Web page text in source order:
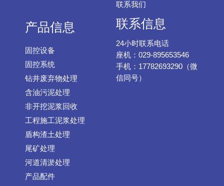
联系我们
产品信息
固控设备
固控系统
钻井废弃物处理
含油污泥处理
非开挖泥浆回收
工程施工泥浆处理
盾构渣土处理
尾矿处理
河道清淤处理
产品配件
联系信息
24小时联系电话
座机：029-895653546
手机：17782693290（微
信同号）